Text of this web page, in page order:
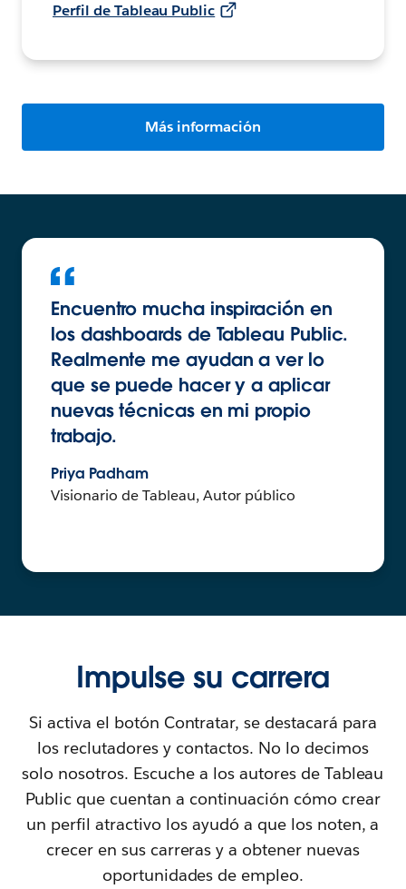
Perfil de Tableau Public
Más información
Encuentro mucha inspiración en
los dashboards de Tableau Public.
Realmente me ayudan a ver lo
que se puede hacer y a aplicar
nuevas técnicas en mi propio
trabajo.
Priya Padham
Visionario de Tableau, Autor público
Impulse su carrera
Si activa el botón Contratar, se destacará para
los reclutadores y contactos. No lo decimos
solo nosotros. Escuche a los autores de Tableau
Public que cuentan a continuación cómo crear
un perfil atractivo los ayudó a que los noten, a
crecer en sus carreras y a obtener nuevas
oportunidades de empleo.